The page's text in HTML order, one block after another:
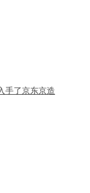
手了京东京造